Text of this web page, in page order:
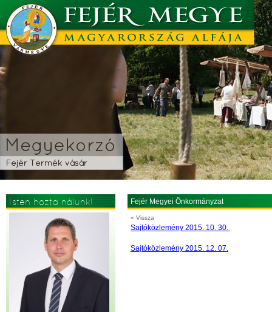
Isten hozta nálunk! Fejér Megyei Önkormányzat
« Vissza
Sajtóközlemény 2015. 10. 30.
Sajtóközlemény 2015. 12. 07.